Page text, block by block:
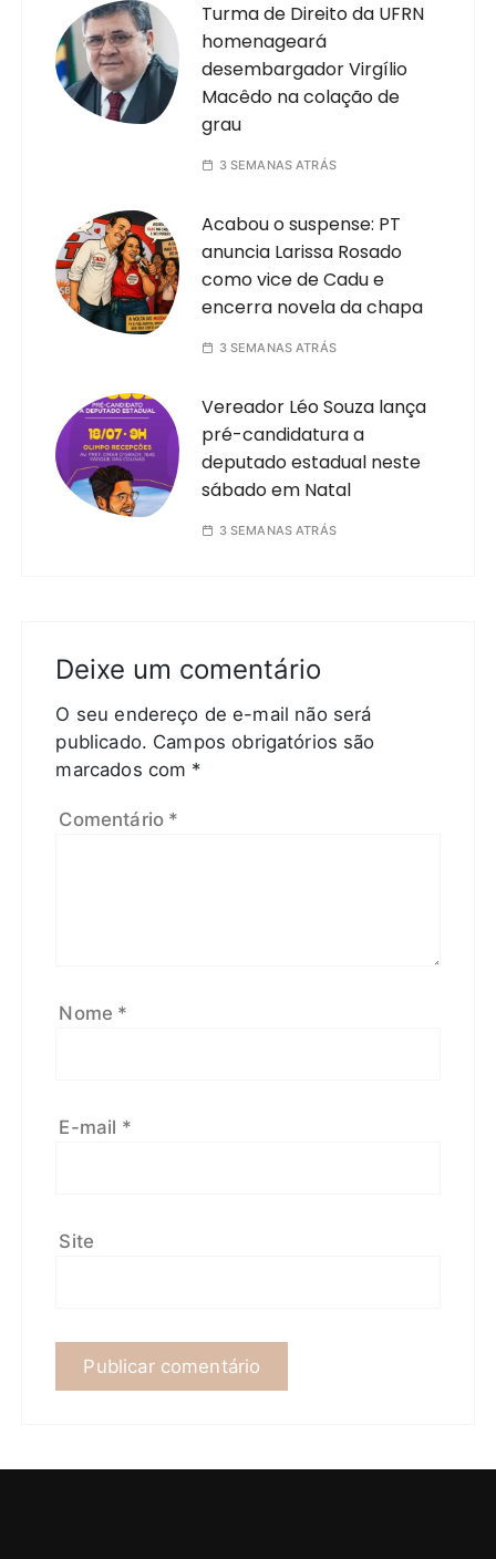
Turma de Direito da UFRN
homenageará
desembargador Virgílio
Macêdo na colação de
grau
3 SEMANAS ATRÁS
Acabou o suspense: PT
anuncia Larissa Rosado
como vice de Cadu e
encerra novela da chapa
3 SEMANAS ATRÁS
Vereador Léo Souza lança
pré-candidatura a
deputado estadual neste
sábado em Natal
3 SEMANAS ATRÁS
Deixe um comentário
O seu endereço de e-mail não será
publicado. Campos obrigatórios são
marcados com *
Comentário *
Nome *
E-mail *
Site